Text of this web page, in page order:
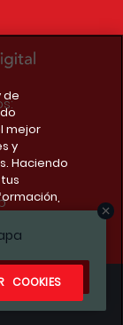
de
mejor
y
Haciendo
COOKIES